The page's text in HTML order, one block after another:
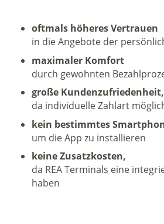
oftmals höheres Vertrauen
in die Angebote der
maximaler Komfort
durch gewohnten
große Kundenzufriedenheit,
da individuelle Zahlart
kein bestimmtes
um die App zu installieren
keine Zusatzkosten,
da REA Terminals eine
haben